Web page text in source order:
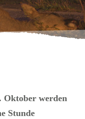
Oktober werden
Stunde